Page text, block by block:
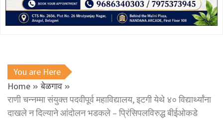
You are Here
Home
बेळगाव
राणी चन्नम्मा संयुक्त पदवीपूर्व महाविद्यालय, इटगी येथे ४० विद्यार्थ्यांना
दाखले न दिल्याने आंदोलन भडकले – प्रिंसिपलविरुद्ध बीईओकडे